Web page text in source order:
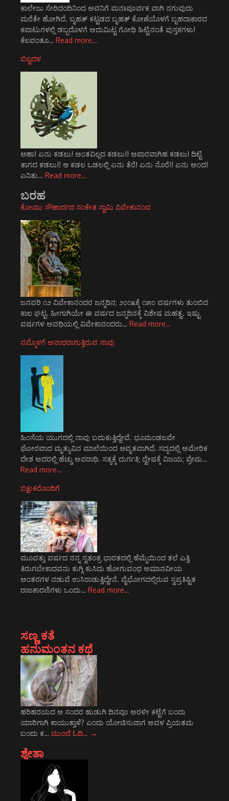
ಕಾಲೇಜು ಸೇರಿದಂದಿನಿಂದ ಅವನಿಗೆ ಮನಃಪೂರ್ವಕ ವಾಗಿ ನಗುವುದು
ಮರೆತೇ ಹೋಗಿದೆ. ಬೃಹತ್ ಕಟ್ಟಡದ ಬೃಹತ್ ಕೋಣೆಯೊಳಗೆ ಬೃಹದಾಕಾರದ
ಕಪಾಟುಗಳಲ್ಲಿ ಡಬ್ಬದೊಳಗೆ ಅದುಮಿಟ್ಟ ಗೋಧಿ ಹಿಟ್ಟಿನಂತೆ ಪುಸ್ತಕಗಳು!
ಕೆಲವಂತೂ… Read more…
ಬಿಲ್ವದಳ
ಆಹಾ! ಏನು ಕಡಲು! ಅ೦ತವಿಲ್ಲದ ಕಡಲು!! ಅಪಾರವಾಗಿಹ ಕಡಲು! ದಿಟ್ಟಿ
ತಾಗದ ಕಡಲು!! ಆ ಕಡಲ ಒಡಲಲ್ಲಿ ಏನು ತೆರೆ! ಏನು ನೊರೆ!! ಏನು ಅಂದ!
ಎನಿತು… Read more…
ಬರಹ
ಕೋಮು ಸೌಹಾರ್ದದ ಸಂಕೇತ ಸ್ವಾಮಿ ವಿವೇಕಾನಂದ
ಜನವರಿ ೧೨ ವಿವೇಕಾನಂದರ ಜನ್ಮದಿನ; ೨೦೧೩ಕ್ಕೆ ೧೫೦ ವರ್ಷಗಳು ತುಂಬಿದ
ಕಾಲ ಘಟ್ಟ. ಹೀಗಾಗಿಯೇ ಈ ವರ್ಷದ ಜನ್ಮದಿನಕ್ಕೆ ವಿಶೇಷ ಮಹತ್ವ. ಇಷ್ಟು
ವರ್ಷಗಳ ಅವಧಿಯಲ್ಲಿ ವಿವೇಕಾನಂದರು… Read more…
ನಮ್ಮೊಳಗೆ ಅನಾಥರಾಗುತ್ತಿರುವ ನಾವು
ಹಿಂಸೆಯ ಯುಗದಲ್ಲಿ ನಾವು ಬದುಕುತ್ತಿದ್ದೇವೆ. ಭೂಮಂಡಲವೇ
ಘೋರವಾದ ಮೃತ್ಯುವಿನ ಮಾಲೆಯಿಂದ ಆವೃತವಾಗಿದೆ. ಸದ್ಯದಲ್ಲಿ ಅಮೇರಿಕ
ದೇಶ ಅದರಲ್ಲಿ ಹೆಚ್ಚು ಅಪರಾಧಿ. ಸತ್ಯಕ್ಕೆ ದುರ್ಗತಿ; ದ್ವೇಷಕ್ಕೆ ವಿಜಯ; ಪ್ರೇಮ…
Read more…
ಬಿಕ್ಷುಕರೊಂದಿಗೆ
ಮೂವತ್ತು ವರ್ಷದ ನನ್ನ ಸ್ವತಂತ್ರ ಭಾರತದಲ್ಲಿ ಹೆಮ್ಮೆಯಿಂದ ತಲೆ ಎತ್ತಿ
ತಿರುಗಬೇಕಾದವನು ಕುಗ್ಗಿ ಕುಸಿದು ಹೋಗುವಂಥ ಅಮಾನವೀಯ
ಅಂತರಗಳ ನಡುವೆ ಉಸಿರಾಡುತ್ತಿದ್ದೇನೆ. ವೈಭೋಗದಲ್ಲಿರುವ ಸ್ವಪ್ರತಿಷ್ಟಿತ
ರಾಜಕಾರಣಿಗಳು ಒಂದು… Read more…
ಸಣ್ಣ ಕತೆ
ಹನುಮಂತನ ಕಥೆ
ಹರಿಹರಯದ ಆ ಸಂದರ ಹುಡುಗಿ ದಿನವೂ ಅರಳೀ ಕಟ್ಟೆಗೆ ಬಂದು
ಯಾರಿಗಾಗಿ ಕಾಯುತ್ತಾಳೆ? ಎಂದು ಯೋಚಿಸುವಾಗ ಅವಳ ಪ್ರಿಯತಮ
ಬಂದು ಕ… ಮುಂದೆ ಓದಿ… →
ಶ್ವೇತಾ